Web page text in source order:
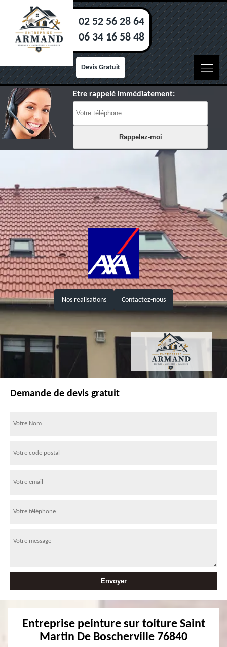
02 52 56 28 64
06 34 16 58 48
Devis Gratuit
Etre rappelé immédiatement:
Nos realisations Contactez-nous
Demande de devis gratuit
Entreprise peinture sur toiture Saint
Martin De Boscherville 76840